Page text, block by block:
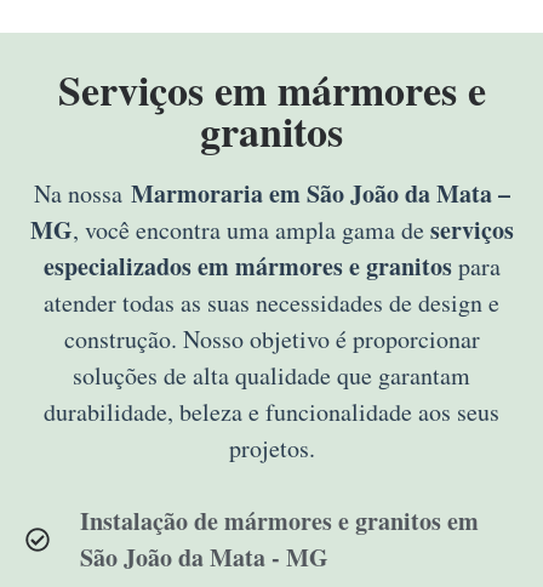
Serviços em mármores e
granitos
Na nossa Marmoraria em São João da Mata –
MG, você encontra uma ampla gama de serviços
especializados em mármores e granitospara
atender todas as suas necessidades de design e
construção. Nosso objetivo é proporcionar
soluções de alta qualidade que garantam
durabilidade, beleza e funcionalidade aos seus
projetos.
Instalação de mármores e granitos em
São João da Mata - MG